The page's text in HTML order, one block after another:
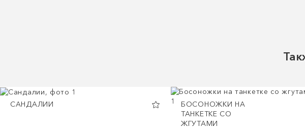
САНДАЛИИ
БОСОНОЖКИ НА
ТАНКЕТКЕ СО
ЖГУТАМИ